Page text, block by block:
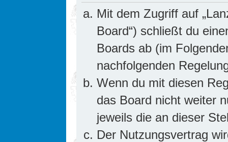
Mit dem Zugriff auf
Board“) schließt du
Boards ab (im
nachfolgenden
Wenn du mit diesen
das Board nicht weiter
jeweils die an dieser
Der Nutzungsvertrag